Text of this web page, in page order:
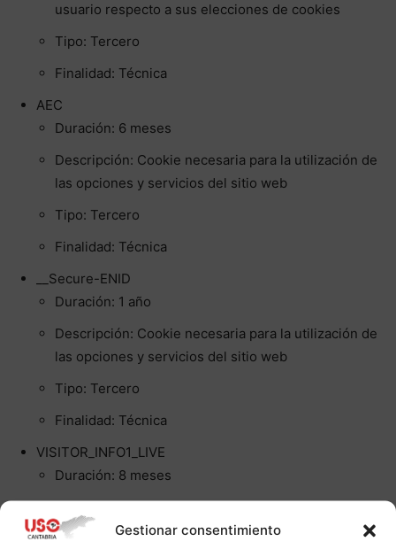
Gestionar consentimiento
usuario respecto a sus elecciones de cookies
Tipo: Tercero
Finalidad: Técnica
AEC
Duración: 6 meses
Descripción: Cookie necesaria para la utilización de
las opciones y servicios del sitio web
Tipo: Tercero
Finalidad: Técnica
__Secure-ENID
Duración: 1 año
Descripción: Cookie necesaria para la utilización de
las opciones y servicios del sitio web
Tipo: Tercero
Finalidad: Técnica
VISITOR_INFO1_LIVE
Duración: 8 meses
Descripción: En algunas páginas de nuestro Sitio
Web tenemos vídeos incrustados de Youtube, es